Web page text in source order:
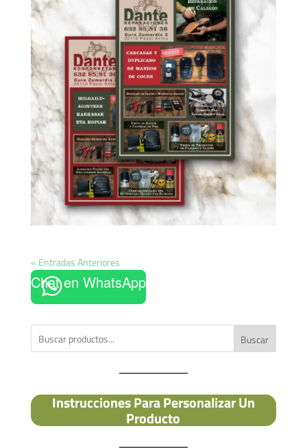
« Entradas Anteriores
Chat en WhatsApp
Buscar
Instrucciones Para Personalizar Un
Producto